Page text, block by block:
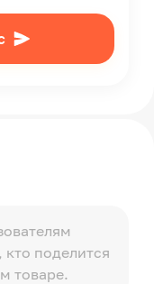
поделится
товаре.